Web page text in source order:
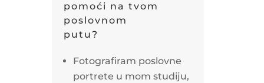
pomoći na tvom
poslovnom
putu?
Fotografiram poslovne
portrete u mom studiju,